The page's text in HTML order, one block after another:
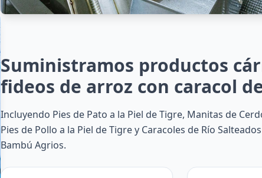
Suministramos productos
fideos de arroz con caracol
Incluyendo Pies de Pato a la Piel de Tigre, Manitas de
Pies de Pollo a la Piel de Tigre y Caracoles de Río
Bambú Agrios.